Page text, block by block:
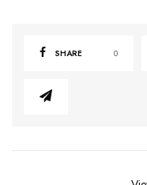
SHARE 0